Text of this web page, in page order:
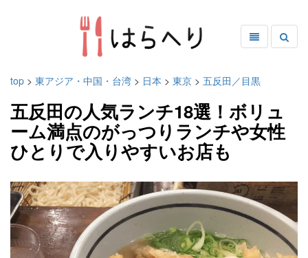
top > 東アジア・中国・台湾 > 日本 > 東京 > 五反田／目黒
五反田の人気ランチ18選！ボリュ
ーム満点のがっつりランチや女性
ひとりで入りやすいお店も